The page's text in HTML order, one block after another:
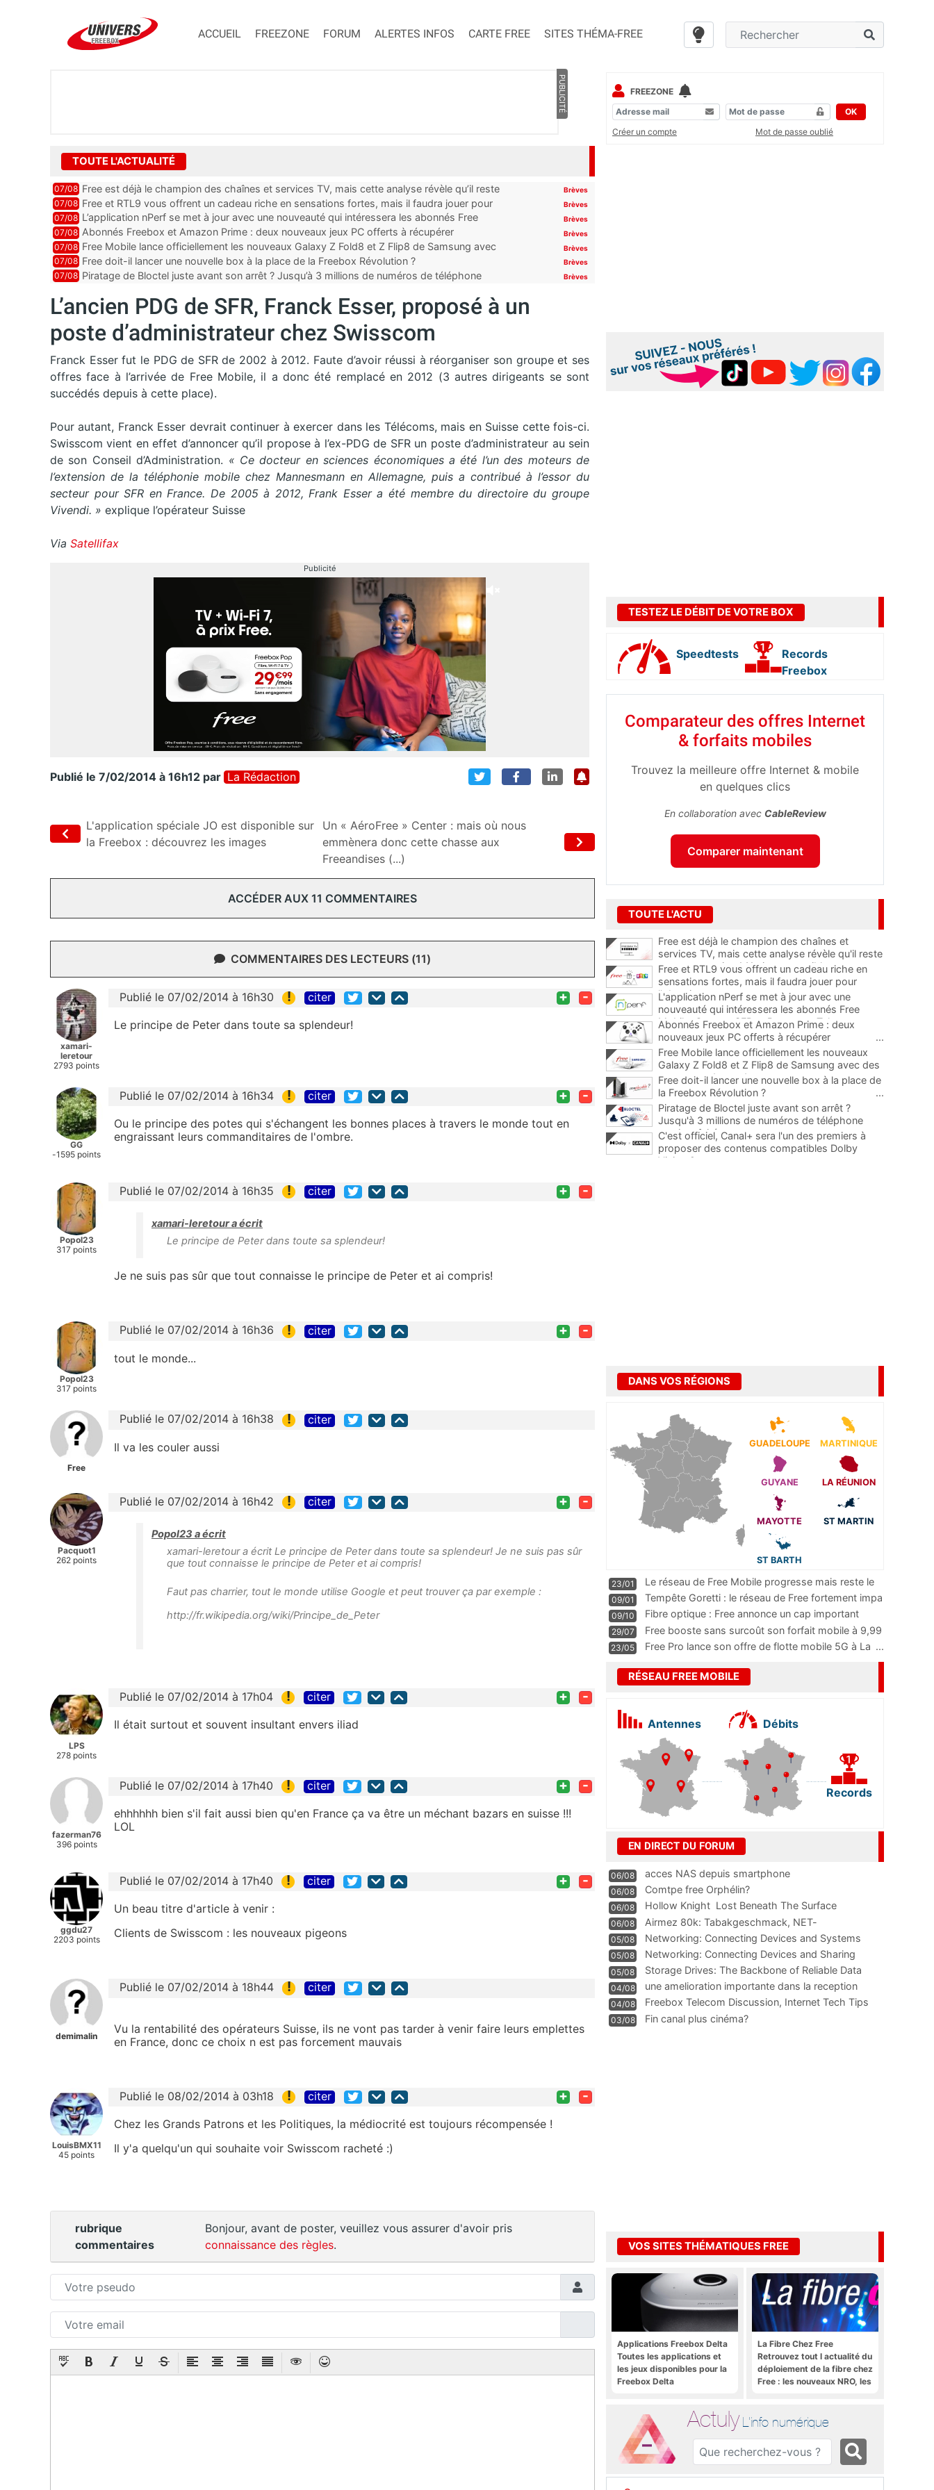
ACCUEIL FREEZONE FORUM ALERTES INFOS CARTE FREE SITES THÉMA-FREE
PUBLICITÉ
TOUTE L'ACTUALITÉ
07/08 Free est déjà le champion des chaînes et services TV, mais cette analyse révèle qu’il reste
encore au moin...
Brèves
07/08 Free et RTL9 vous offrent un cadeau riche en sensations fortes, mais il faudra jouer pour
l’obtenir
Brèves
07/08 L’application nPerf se met à jour avec une nouveauté qui intéressera les abonnés Free
Mobile, Orange, SFR ...
Brèves
07/08 Abonnés Freebox et Amazon Prime : deux nouveaux jeux PC offerts à récupérer Brèves
07/08 Free Mobile lance officiellement les nouveaux Galaxy Z Fold8 et Z Flip8 de Samsung avec
des promos et des cadeaux
Brèves
07/08 Free doit-il lancer une nouvelle box à la place de la Freebox Révolution ? Brèves
07/08 Piratage de Bloctel juste avant son arrêt ? Jusqu’à 3 millions de numéros de téléphone
Brèves
L’ancien PDG de SFR, Franck Esser, proposé à un
poste d’administrateur chez Swisscom
Franck Esser fut le PDG de SFR de 2002 à 2012. Faute d’avoir réussi à réorganiser son groupe et ses
offres face à l’arrivée de Free Mobile, il a donc été remplacé en 2012 (3 autres dirigeants se sont
succédés depuis à cette place).
Pour autant, Franck Esser devrait continuer à exercer dans les Télécoms, mais en Suisse cette fois-ci.
Swisscom vient en effet d’annoncer qu’il propose à l’ex-PDG de SFR un poste d’administrateur au sein
de son Conseil d’Administration. « Ce docteur en sciences économiques a été l’un des moteurs de
l’extension de la téléphonie mobile chez Mannesmann en Allemagne, puis a contribué à l’essor du
secteur pour SFR en France. De 2005 à 2012, Frank Esser a été membre du directoire du groupe
Vivendi. » explique l’opérateur Suisse
Via Satellifax
Publicité
Publié le 7/02/2014 à 16h12 par La Rédaction
L'application spéciale JO est disponible sur
la Freebox : découvrez les images
Un « AéroFree » Center : mais où nous
emmènera donc cette chasse aux
Freeandises (...)
ACCÉDER AUX 11 COMMENTAIRES
COMMENTAIRES DES LECTEURS (11)
xamari-
leretour
2793 points
Publié le 07/02/2014 à 16h30 ! citer + -
Le principe de Peter dans toute sa splendeur!
GG
-1595 points
Publié le 07/02/2014 à 16h34 ! citer + -
Ou le principe des potes qui s'échangent les bonnes places à travers le monde tout en
engraissant leurs commanditaires de l'ombre.
Popol23
317 points
Publié le 07/02/2014 à 16h35 ! citer + -
xamari-leretour a écrit
Le principe de Peter dans toute sa splendeur!
Je ne suis pas sûr que tout connaisse le principe de Peter et ai compris!
Popol23
317 points
Publié le 07/02/2014 à 16h36 ! citer + -
tout le monde...
Free
Publié le 07/02/2014 à 16h38 ! citer
Il va les couler aussi
Pacquot1
262 points
Publié le 07/02/2014 à 16h42 ! citer + -
Popol23 a écrit
xamari-leretour a écrit Le principe de Peter dans toute sa splendeur! Je ne suis pas sûr
que tout connaisse le principe de Peter et ai compris!
Faut pas charrier, tout le monde utilise Google et peut trouver ça par exemple :
http://fr.wikipedia.org/wiki/Principe_de_Peter
LPS
278 points
Publié le 07/02/2014 à 17h04 ! citer + -
Il était surtout et souvent insultant envers iliad
fazerman76
396 points
Publié le 07/02/2014 à 17h40 ! citer + -
ehhhhhh bien s'il fait aussi bien qu'en France ça va être un méchant bazars en suisse !!!
LOL
ggdu27
2203 points
Publié le 07/02/2014 à 17h40 ! citer + -
Un beau titre d'article à venir :
Clients de Swisscom : les nouveaux pigeons
demimalin
Publié le 07/02/2014 à 18h44 ! citer
Vu la rentabilité des opérateurs Suisse, ils ne vont pas tarder à venir faire leurs emplettes
en France, donc ce choix n est pas forcement mauvais
LouisBMX11
45 points
Publié le 08/02/2014 à 03h18 ! citer + -
Chez les Grands Patrons et les Politiques, la médiocrité est toujours récompensée !
Il y'a quelqu'un qui souhaite voir Swisscom racheté :)
rubrique
commentaires
Bonjour, avant de poster, veuillez vous assurer d'avoir pris
connaissance des règles.
FREEZONE
OK
Créer un compte
Mot de passe oublié
TESTEZ LE DÉBIT DE VOTRE BOX
Speedtests
Records
Freebox
Comparateur des offres Internet
& forfaits mobiles
Trouvez la meilleure offre Internet & mobile
en quelques clics
En collaboration avec CableReview
Comparer maintenant
TOUTE L'ACTU
Free est déjà le champion des chaînes et
services TV, mais cette analyse révèle qu'il reste
encore au moins 141 ajouts possibles
Free et RTL9 vous offrent un cadeau riche en
sensations fortes, mais il faudra jouer pour
l'obtenir
L'application nPerf se met à jour avec une
nouveauté qui intéressera les abonnés Free
Mobile, Orange, SFR et Bouygues Telecom
Abonnés Freebox et Amazon Prime : deux
nouveaux jeux PC offerts à récupérer
...
Free Mobile lance officiellement les nouveaux
Galaxy Z Fold8 et Z Flip8 de Samsung avec des
promos et des cadeaux
...
Free doit-il lancer une nouvelle box à la place de
la Freebox Révolution ?
...
Piratage de Bloctel juste avant son arrêt ?
Jusqu'à 3 millions de numéros de téléphone
auraient fuité
C'est officiel, Canal+ sera l'un des premiers à
proposer des contenus compatibles Dolby
Vision 2
DANS VOS RÉGIONS
GUADELOUPE MARTINIQUE
GUYANE LA RÉUNION
MAYOTTE ST MARTIN
ST BARTH
23/01
Le réseau de Free Mobile progresse mais reste le
m
...
09/01
Tempête Goretti : le réseau de Free fortement impa
09/10
Fibre optique : Free annonce un cap important
pass
...
29/07
Free booste sans surcoût son forfait mobile à 9,99
23/05 Free Pro lance son offre de flotte mobile 5G à La ...
RÉSEAU FREE MOBILE
Antennes Débits
Records
EN DIRECT DU FORUM
06/08 acces NAS depuis smartphone
06/08 Comtpe free Orphélin?
06/08 Hollow Knight  Lost Beneath The Surface
06/08
Airmez 80k: Tabakgeschmack, NET-
Technologie und Leistung im
05/08 Networking: Connecting Devices and Systems
05/08
Networking: Connecting Devices and Sharing
Information
05/08
Storage Drives: The Backbone of Reliable Data
Management
04/08
une amelioration importante dans la reception
WIFI
04/08
Freebox Telecom Discussion, Internet Tech Tips
Communi
03/08 Fin canal plus cinéma?
VOS SITES THÉMATIQUES FREE
Applications Freebox Delta
Toutes les applications et
les jeux disponibles pour la
Freebox Delta
La Fibre Chez Free
Retrouvez tout l actualité du
déploiement de la fibre chez
Free : les nouveaux NRO, les
Actuly L'info numérique